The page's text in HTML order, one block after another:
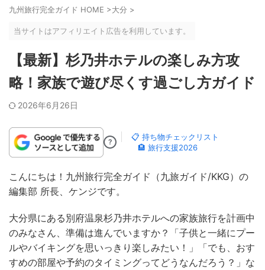
九州旅行完全ガイド HOME >大分 >
当サイトはアフィリエイト広告を利用しています。
【最新】杉乃井ホテルの楽しみ方攻
略！家族で遊び尽くす過ごし方ガイド
2026年6月26日
?
📋 持ち物チェックリスト
🏨 旅行支援2026
こんにちは！九州旅行完全ガイド（九旅ガイド/KKG）の
編集部 所長、ケンジです。
大分県にある別府温泉杉乃井ホテルへの家族旅行を計画中
のみなさん、準備は進んでいますか？「子供と一緒にプー
ルやバイキングを思いっきり楽しみたい！」「でも、おす
すめの部屋や予約のタイミングってどうなんだろう？」な